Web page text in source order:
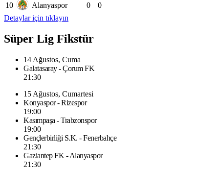
10
Alanyaspor 0
0
Detaylar için tıklayın
Süper Lig Fikstür
14 Ağustos, Cuma
Galatasaray - Çorum FK
21:30
15 Ağustos, Cumartesi
Konyaspor - Rizespor
19:00
Kasımpaşa - Trabzonspor
19:00
Gençlerbirliği S.K. - Fenerbahçe
21:30
Gaziantep FK - Alanyaspor
21:30